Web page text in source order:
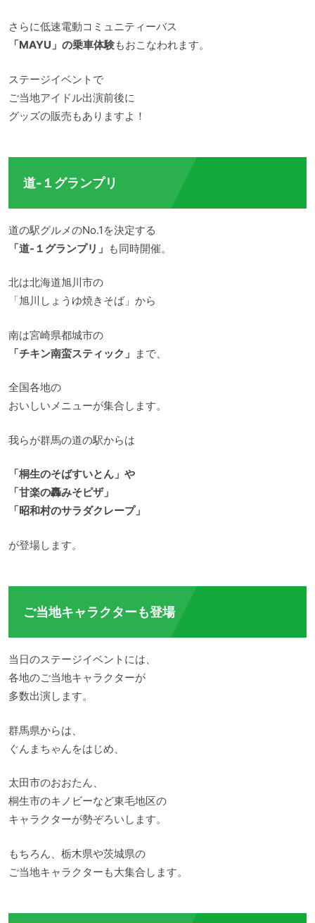
さらに低速電動コミュニティーバス
「MAYU」の乗車体験もおこなわれます。
ステージイベントで
ご当地アイドル出演前後に
グッズの販売もありますよ！
道-１グランプリ
道の駅グルメのNo.1を決定する
「道-１グランプリ」 も同時開催。
北は北海道旭川市の
「旭川しょうゆ焼きそば」から
南は宮崎県都城市の
「チキン南蛮スティック」 まで、
全国各地の
おいしいメニューが集合します。
我らが群馬の道の駅からは
「桐生のそばすいとん」や
「甘楽の轟みそピザ」
「昭和村のサラダクレープ」
が登場します。
ご当地キャラクターも登場
当日のステージイベントには、
各地のご当地キャラクターが
多数出演します。
群馬県からは、
ぐんまちゃんをはじめ、
太田市のおおたん、
桐生市のキノビーなど東毛地区の
キャラクターが勢ぞろいします。
もちろん、栃木県や茨城県の
ご当地キャラクターも大集合します。